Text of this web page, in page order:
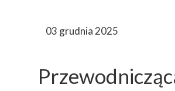
03 grudnia 2025